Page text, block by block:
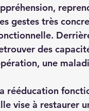
gestes très
des
une
rééducation
vise à restaurer